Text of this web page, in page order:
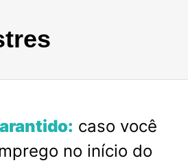
caso você
no início do